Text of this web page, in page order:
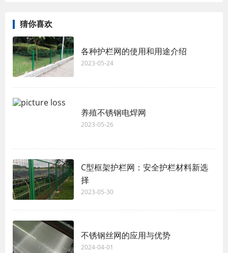
猜你喜欢
各种护栏网的使用和用途介绍
2023-05-24
养殖不锈钢电焊网
2023-05-26
C型框架护栏网：安全护栏材料新选
择
2023-05-30
不锈钢丝网的应用与优势
2024-04-01